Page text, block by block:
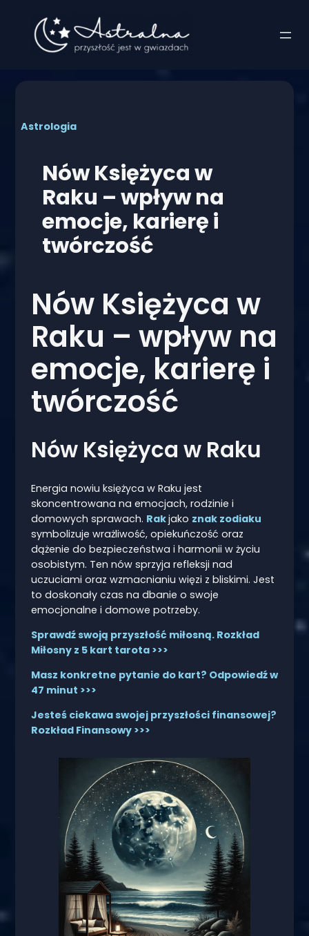
Astrologia
Nów Księżyca w
Raku – wpływ na
emocje, karierę i
twórczość
Nów Księżyca w
Raku – wpływ na
emocje, karierę i
twórczość
Nów Księżyca w Raku
Energia nowiu księżyca w Raku jest
skoncentrowana na emocjach, rodzinie i
domowych sprawach. Rakjako znak zodiaku
symbolizuje wrażliwość, opiekuńczość oraz
dążenie do bezpieczeństwa i harmonii w życiu
osobistym. Ten nów sprzyja refleksji nad
uczuciami oraz wzmacnianiu więzi z bliskimi. Jest
to doskonały czas na dbanie o swoje
emocjonalne i domowe potrzeby.
Sprawdź swoją przyszłość miłosną. Rozkład
Miłosny z 5 kart tarota >>>
Masz konkretne pytanie do kart? Odpowiedź w
47 minut >>>
Jesteś ciekawa swojej przyszłości finansowej?
Rozkład Finansowy >>>